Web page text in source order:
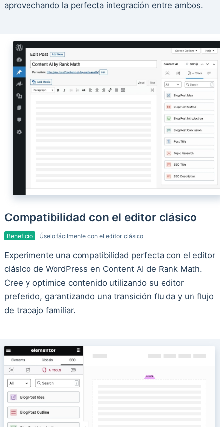
aprovechando la perfecta integración entre ambos.
Compatibilidad con el editor clásico
Beneficio Úselo fácilmente con el editor clásico
Experimente una compatibilidad perfecta con el editor
clásico de WordPress en Content AI de Rank Math.
Cree y optimice contenido utilizando su editor
preferido, garantizando una transición fluida y un flujo
de trabajo familiar.